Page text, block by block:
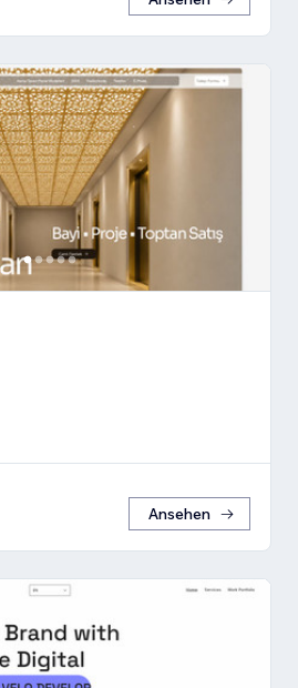
Ansehen